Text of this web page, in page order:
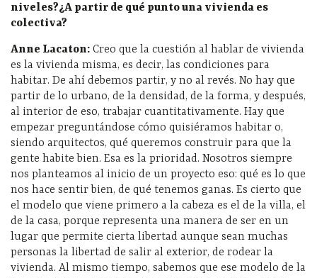
niveles?¿A partir de qué punto una vivienda es
colectiva?
Anne Lacaton: Creo que la cuestión al hablar de vivienda
es la vivienda misma, es decir, las condiciones para
habitar. De ahí debemos partir, y no al revés. No hay que
partir de lo urbano, de la densidad, de la forma, y después,
al interior de eso, trabajar cuantitativamente. Hay que
empezar preguntándose cómo quisiéramos habitar o,
siendo arquitectos, qué queremos construir para que la
gente habite bien. Esa es la prioridad. Nosotros siempre
nos planteamos al inicio de un proyecto eso: qué es lo que
nos hace sentir bien, de qué tenemos ganas. Es cierto que
el modelo que viene primero a la cabeza es el de la villa, el
de la casa, porque representa una manera de ser en un
lugar que permite cierta libertad aunque sean muchas
personas la libertad de salir al exterior, de rodear la
vivienda. Al mismo tiempo, sabemos que ese modelo de la